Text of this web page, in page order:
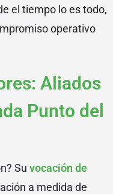
el tiempo lo es todo,
operativo
Aliados
Punto del
Su vocación de
a medida de